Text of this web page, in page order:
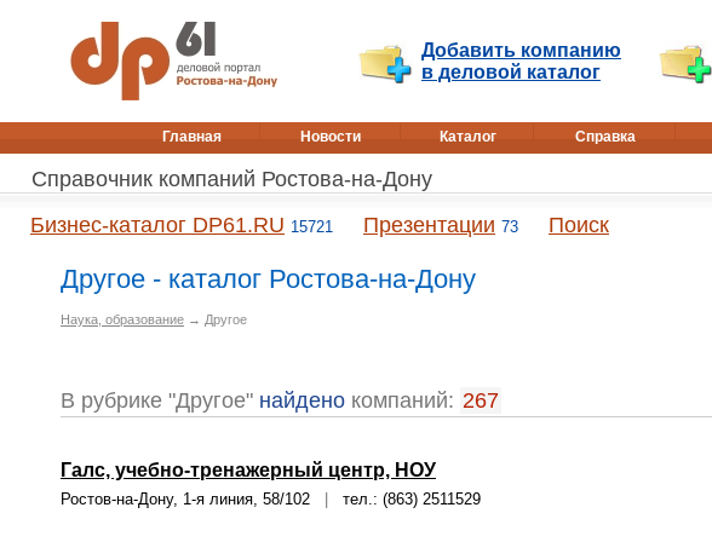
Добавить компанию
в деловой каталог
Главная Новости Каталог Справка
Справочник компаний Ростова-на-Дону
Бизнес-каталог DP61.RU 15721 Презентации 73 Поиск
Другое - каталог Ростова-на-Дону
Наука, образование → Другое
В рубрике "Другое" найдено компаний: 267
Галс, учебно-тренажерный центр, НОУ
Ростов-на-Дону, 1-я линия, 58/102 тел.: (863) 2511529